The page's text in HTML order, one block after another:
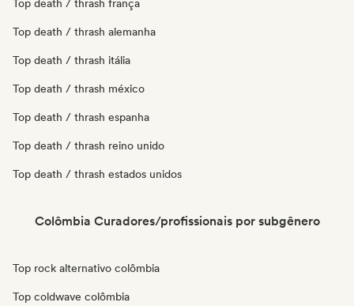
Top death / thrash frança
Top death / thrash alemanha
Top death / thrash itália
Top death / thrash méxico
Top death / thrash espanha
Top death / thrash reino unido
Top death / thrash estados unidos
Colômbia Curadores/profissionais por subgênero
Top rock alternativo colômbia
Top coldwave colômbia